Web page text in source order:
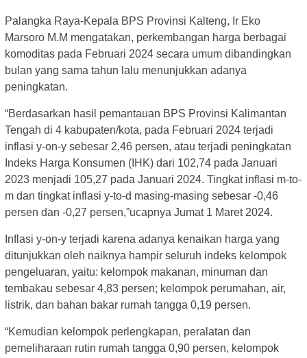
Palangka Raya-Kepala BPS Provinsi Kalteng, Ir Eko
Marsoro M.M mengatakan, perkembangan harga berbagai
komoditas pada Februari 2024 secara umum dibandingkan
bulan yang sama tahun lalu menunjukkan adanya
peningkatan.
“Berdasarkan hasil pemantauan BPS Provinsi Kalimantan
Tengah di 4 kabupaten/kota, pada Februari 2024 terjadi
inflasi y-on-y sebesar 2,46 persen, atau terjadi peningkatan
Indeks Harga Konsumen (IHK) dari 102,74 pada Januari
2023 menjadi 105,27 pada Januari 2024. Tingkat inflasi m-to-
m dan tingkat inflasi y-to-d masing-masing sebesar -0,46
persen dan -0,27 persen,”ucapnya Jumat 1 Maret 2024.
Inflasi y-on-y terjadi karena adanya kenaikan harga yang
ditunjukkan oleh naiknya hampir seluruh indeks kelompok
pengeluaran, yaitu: kelompok makanan, minuman dan
tembakau sebesar 4,83 persen; kelompok perumahan, air,
listrik, dan bahan bakar rumah tangga 0,19 persen.
“Kemudian kelompok perlengkapan, peralatan dan
pemeliharaan rutin rumah tangga 0,90 persen, kelompok